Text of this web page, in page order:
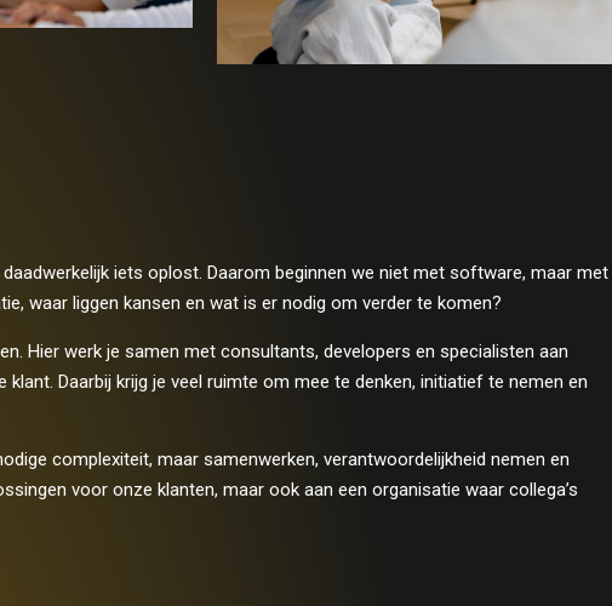
iets oplost. Daarom beginnen we niet met software, maar met
waar liggen kansen en wat is er nodig om verder te komen?
Hier werk je samen met consultants, developers en specialisten aan
Daarbij krijg je veel ruimte om mee te denken, initiatief te nemen en
complexiteit, maar samenwerken, verantwoordelijkheid nemen en
voor onze klanten, maar ook aan een organisatie waar collega’s